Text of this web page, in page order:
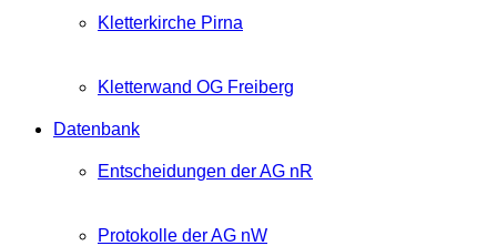
Kletterkirche Pirna
Kletterwand OG Freiberg
Datenbank
Entscheidungen der AG nR
Protokolle der AG nW